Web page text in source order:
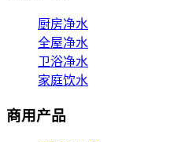
厨房净水
全屋净水
卫浴净水
家庭饮水
商用产品